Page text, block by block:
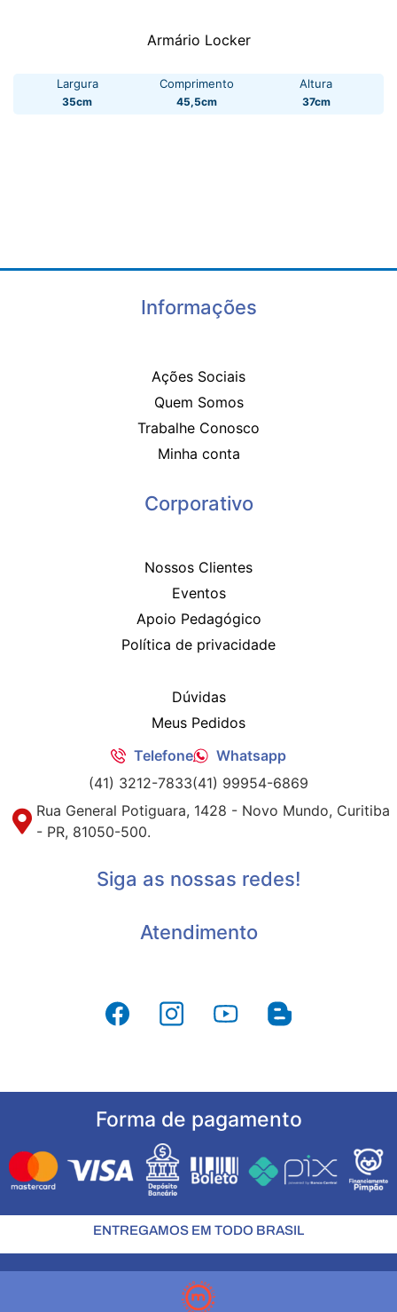
Armário Locker
Largura
35cm
Comprimento
45,5cm
Altura
37cm
Informações
Ações Sociais
Quem Somos
Trabalhe Conosco
Minha conta
Corporativo
Nossos Clientes
Eventos
Apoio Pedagógico
Política de privacidade
Dúvidas
Meus Pedidos
Telefone
Whatsapp
(41) 3212-7833(41) 99954-6869
Rua General Potiguara, 1428 - Novo Mundo, Curitiba
- PR, 81050-500.
Siga as nossas redes!
Atendimento
Forma de pagamento
ENTREGAMOS EM TODO BRASIL